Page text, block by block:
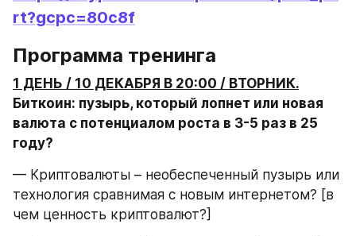
rt?gcpc=80c8f
Программа тренинга
1 ДЕНЬ / 10 ДЕКАБРЯ В 20:00 / ВТОРНИК.
Биткоин: пузырь, который лопнет или новая
валюта с потенциалом роста в 3-5 раз в 25
году?
— Криптовалюты – необеспеченный пузырь или
технология сравнимая с новым интернетом? [в
чем ценность криптовалют?]